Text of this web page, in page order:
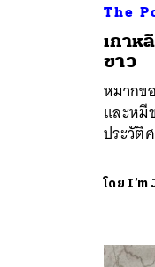
The
เกาห
ขาว
หมากข
และหมี
ประวัติ
โดย I’m